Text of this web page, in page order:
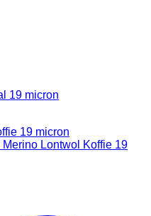
19 micron